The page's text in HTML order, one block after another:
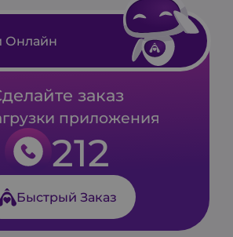
заказ
приложения
212
Быстрый Заказ
Онлайн